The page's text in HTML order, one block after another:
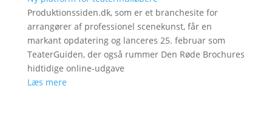
Produktionssiden.dk, som er et branchesite for
arrangører af professionel scenekunst, får en
markant opdatering og lanceres 25. februar som
TeaterGuiden, der også rummer Den Røde Brochures
hidtidige online-udgave
Læs mere